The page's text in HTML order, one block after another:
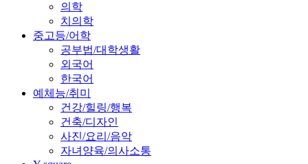
의학
치의학
중고등/어학
공부법/대학생활
외국어
한국어
예체능/취미
건강/힐링/행복
건축/디자인
사진/요리/음악
자녀양육/의사소통